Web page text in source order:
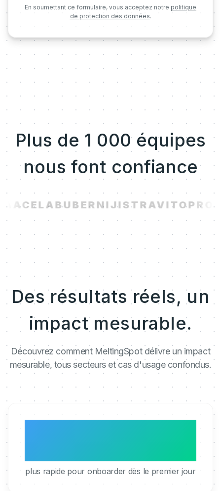
En soumettant ce formulaire, vous acceptez notre politique
de protection des données.
Plus de 1 000 équipes
nous font confiance
ACELABUBERNIJISTRAVITO
Des résultats réels, un
impact mesurable.
Découvrez comment MeltingSpot délivre un impact
mesurable, tous secteurs et cas d'usage confondus.
plus rapide pour onboarder dès le premier jour